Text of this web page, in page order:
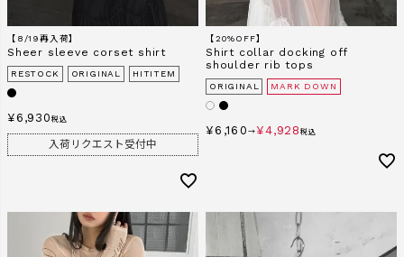
【8/19再入荷】
Sheer sleeve corset shirt
RESTOCK ORIGINAL HITITEM
¥ 6,930 税込
入荷リクエスト受付中
【20%OFF】
Shirt collar docking off
shoulder rib tops
ORIGINAL MARK DOWN
¥ 6,160 → ¥4,928 税込